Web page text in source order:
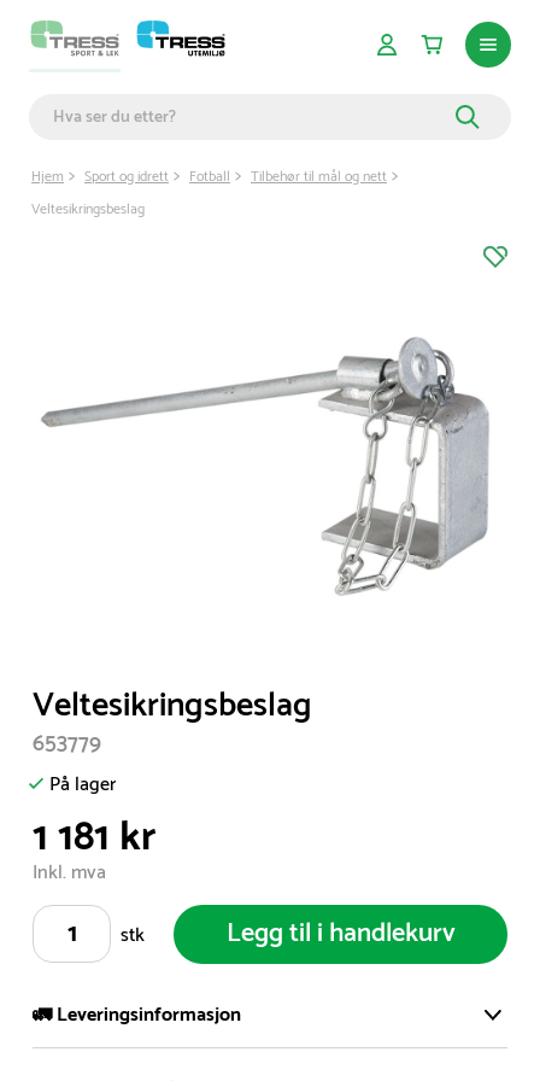
Hjem Sport og idrett Fotball
Tilbehør til mål og nett
Veltesikringsbeslag
1
of
1
Veltesikringsbeslag
653779
På lager
1 181 kr
Inkl. mva
stk
Legg til i handlekurv
🚛 Leveringsinformasjon